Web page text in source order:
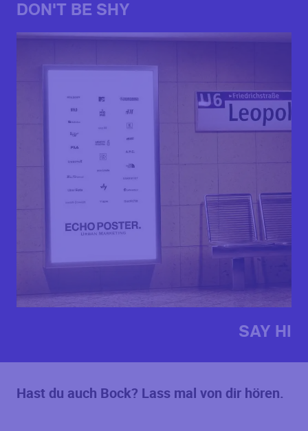
DON'T BE SHY
SAY HI
Hast du auch Bock? Lass mal von dir hören.